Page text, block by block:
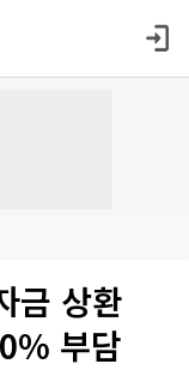
금 상환
부담